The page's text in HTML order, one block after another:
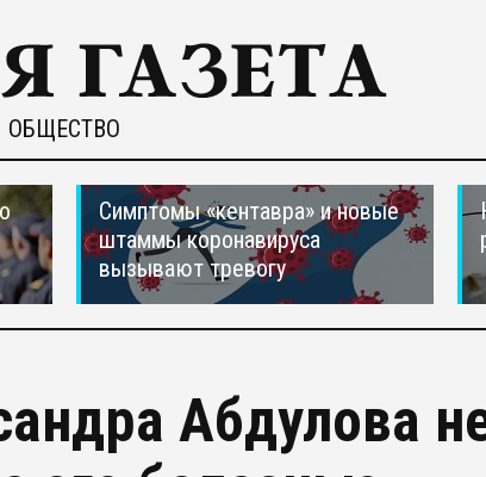
ОБЩЕСТВО
Симптомы «кентавра» и новые
штаммы коронавируса
вызывают тревогу
Абдулова